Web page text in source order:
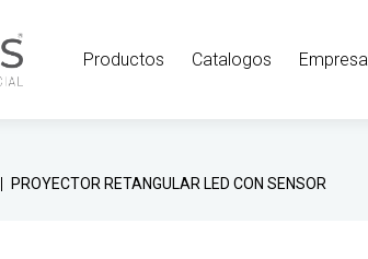
Productos Catalogos Empresa
PROYECTOR RETANGULAR LED CON SENSOR